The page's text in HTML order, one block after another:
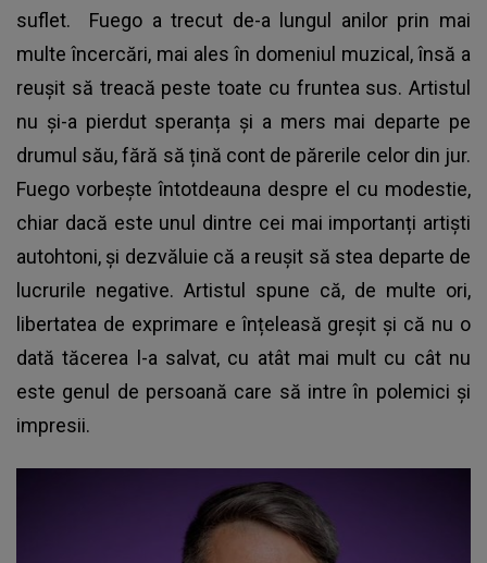
suflet.
Fuego a trecut de-a lungul anilor prin mai
multe încercări, mai ales în domeniul muzical, însă a
reușit să treacă peste toate cu fruntea sus. Artistul
nu și-a pierdut speranța și a mers mai departe pe
drumul său, fără să țină cont de părerile celor din jur.
Fuego vorbește întotdeauna despre el cu modestie,
chiar dacă este unul dintre cei mai importanți artiști
autohtoni, și dezvăluie că a reușit să stea departe de
lucrurile negative. Artistul spune că, de multe ori,
libertatea de exprimare e înțeleasă greșit și că nu o
dată tăcerea l-a salvat, cu atât mai mult cu cât nu
este genul de persoană care să intre în polemici și
impresii.